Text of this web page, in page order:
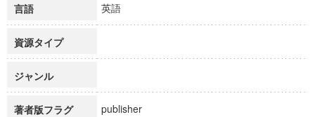
言語 英語
資源タイプ
ジャンル
著者版フラグ publisher